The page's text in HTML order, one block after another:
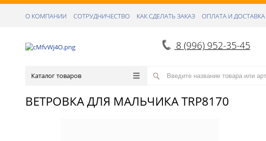
О КОМПАНИИ СОТРУДНИЧЕСТВО КАК СДЕЛАТЬ ЗАКАЗ ОПЛАТА И ДОСТАВКА
8 (996) 952-35-45
Каталог товаров
ВЕТРОВКА ДЛЯ МАЛЬЧИКА TRP8170